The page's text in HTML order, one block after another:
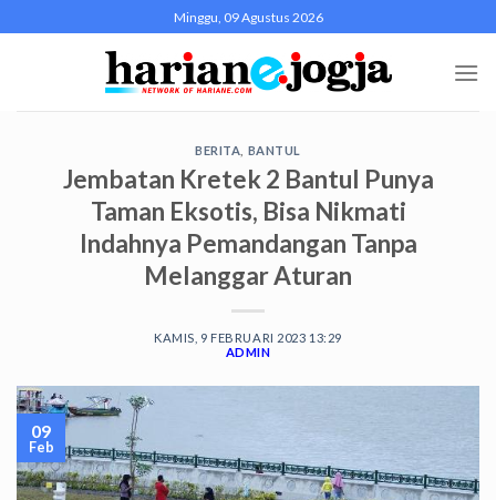
to
Minggu, 09 Agustus 2026
BERITA BANTUL
Jembatan Kretek 2 Bantul Punya
Taman Eksotis, Bisa Nikmati
Indahnya Pemandangan Tanpa
Melanggar Aturan
KAMIS, 9 FEBRUARI 2023 13:29
ADMIN
09
Feb